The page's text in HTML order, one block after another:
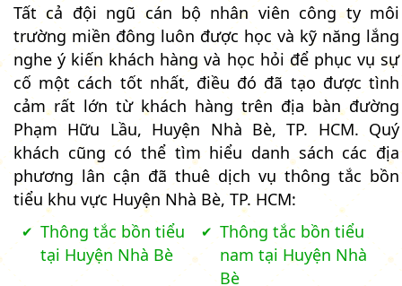
Tất cả đội ngũ cán bộ nhân viên công ty môi
trường miền đông luôn được học và kỹ năng lắng
nghe ý kiến khách hàng và học hỏi để phục vụ sự
cố một cách tốt nhất, điều đó đã tạo được tình
cảm rất lớn từ khách hàng trên địa bàn đường
Phạm Hữu Lầu, Huyện Nhà Bè, TP. HCM. Quý
khách cũng có thể tìm hiểu danh sách các địa
phương lân cận đã thuê dịch vụ thông tắc bồn
tiểu khu vực Huyện Nhà Bè, TP. HCM:
Thông tắc bồn tiểu
tại Huyện Nhà Bè
Thông tắc bồn tiểu
nam tại Huyện Nhà
Bè